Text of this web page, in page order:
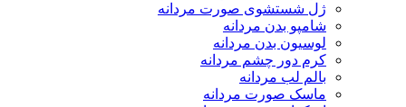
ژل شستشوی صورت مردانه
شامپو بدن مردانه
لوسیون بدن مردانه
کرم دور چشم مردانه
بالم لب مردانه
ماسک صورت مردانه